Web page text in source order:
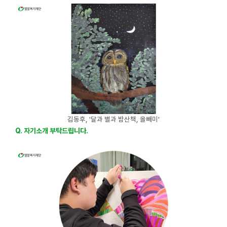
김동후, '달과 별과 밤산책, 올빼미'
Q. 자기소개 부탁드립니다.